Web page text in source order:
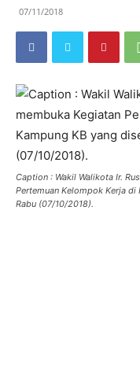
07/11/2018
Caption : Wakil Walikota Ir.
Pertemuan Kelompok Kerja di
Rabu (07/10/2018).